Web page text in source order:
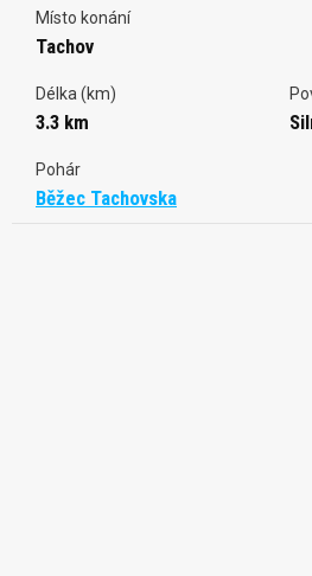
Místo konání
Tachov
Délka (km)
3.3 km
Pohár
Běžec Tachovska